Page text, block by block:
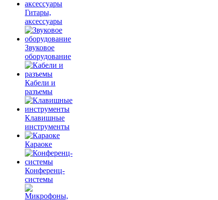
Гитары,
аксессуары
Звуковое
оборудование
Кабели и
разъемы
Клавишные
инструменты
Караоке
Конференц-
системы